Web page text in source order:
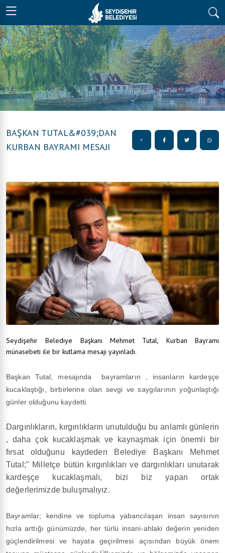
BAŞKAN TUTAL&#039;DAN
KURBAN BAYRAMI MESAJI
Seydişehir Belediye Başkanı Mehmet Tutal, Kurban Bayramı
münasebeti ile bir kutlama mesajı yayınladı.
Başkan Tutal, mesajında bayramların , insanların kardeşçe
kucaklaştığı, birbirlerine olan sevgi ve saygılarının yoğunlaştığı
günler olduğunu kaydetti.
Dargınlıkların, kırgınlıkların unutulduğu bu anlamlı günlerin
, daha çok kucaklaşmak ve kaynaşmak için önemli bir
fırsat olduğunu kaydeden Belediye Başkanı Mehmet
Tutal;" Milletçe bütün kırgınlıkları ve dargınlıkları unutarak
kardeşçe kucaklaşmalı, bizi biz yapan ortak
değerlerimizde buluşmalıyız.
Bayramlar; kendine ve topluma yabancılaşan insan sayısının
hızla arttığı günümüzde, her türlü insani-ahlaki değerin yeniden
güçlendirilmesi ve hayata geçirilmesi açısından büyük önem